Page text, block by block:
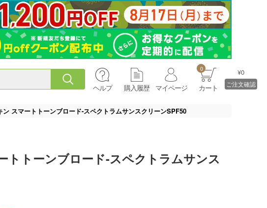
ヘルプ 購入履歴 マイページ
0
カート
¥0
ご注文確認
ン スマートトーンブロード-スペクトラムサンスクリーンSPF50
トトーンブロード-スペクトラムサンス